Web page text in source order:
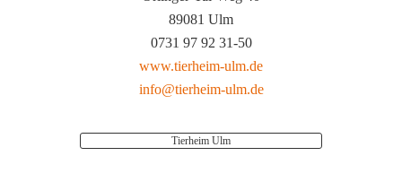
89081 Ulm
0731 97 92 31-50
www.tierheim-ulm.de
info@tierheim-ulm.de
Tierheim Ulm